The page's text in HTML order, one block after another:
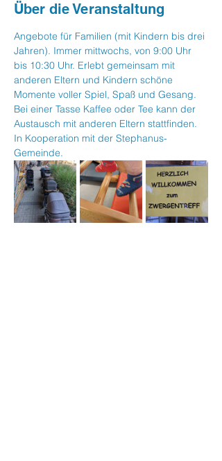
Über die Veranstaltung
Angebote für Familien (mit Kindern bis drei
Jahren). Immer mittwochs, von 9:00 Uhr
bis 10:30 Uhr. Erlebt gemeinsam mit
anderen Eltern und Kindern schöne
Momente voller Spiel, Spaß und Gesang.
Bei einer Tasse Kaffee oder Tee kann der
Austausch mit anderen Eltern stattfinden.
In Kooperation mit der Stephanus-
Gemeinde.